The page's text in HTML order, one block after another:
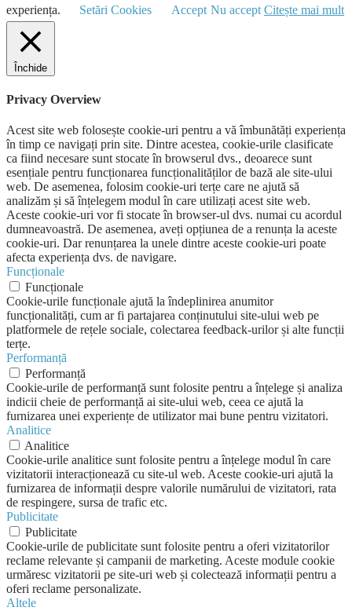
experiența.
Setări Cookies Accept Nu accept Citește mai mult
Închide
Privacy Overview
Acest site web folosește cookie-uri pentru a vă îmbunătăți experiența
în timp ce navigați prin site. Dintre acestea, cookie-urile clasificate
ca fiind necesare sunt stocate în browserul dvs., deoarece sunt
esențiale pentru funcționarea funcționalităților de bază ale site-ului
web. De asemenea, folosim cookie-uri terțe care ne ajută să
analizăm și să înțelegem modul în care utilizați acest site web.
Aceste cookie-uri vor fi stocate în browser-ul dvs. numai cu acordul
dumneavoastră. De asemenea, aveți opțiunea de a renunța la aceste
cookie-uri. Dar renunțarea la unele dintre aceste cookie-uri poate
afecta experiența dvs. de navigare.
Funcționale
Funcționale
Cookie-urile funcționale ajută la îndeplinirea anumitor
funcționalități, cum ar fi partajarea conținutului site-ului web pe
platformele de rețele sociale, colectarea feedback-urilor și alte funcții
terțe.
Performanță
Performanță
Cookie-urile de performanță sunt folosite pentru a înțelege și analiza
indicii cheie de performanță ai site-ului web, ceea ce ajută la
furnizarea unei experiențe de utilizator mai bune pentru vizitatori.
Analitice
Analitice
Cookie-urile analitice sunt folosite pentru a înțelege modul în care
vizitatorii interacționează cu site-ul web. Aceste cookie-uri ajută la
furnizarea de informații despre valorile numărului de vizitatori, rata
de respingere, sursa de trafic etc.
Publicitate
Publicitate
Cookie-urile de publicitate sunt folosite pentru a oferi vizitatorilor
reclame relevante și campanii de marketing. Aceste module cookie
urmăresc vizitatorii pe site-uri web și colectează informații pentru a
oferi reclame personalizate.
Altele